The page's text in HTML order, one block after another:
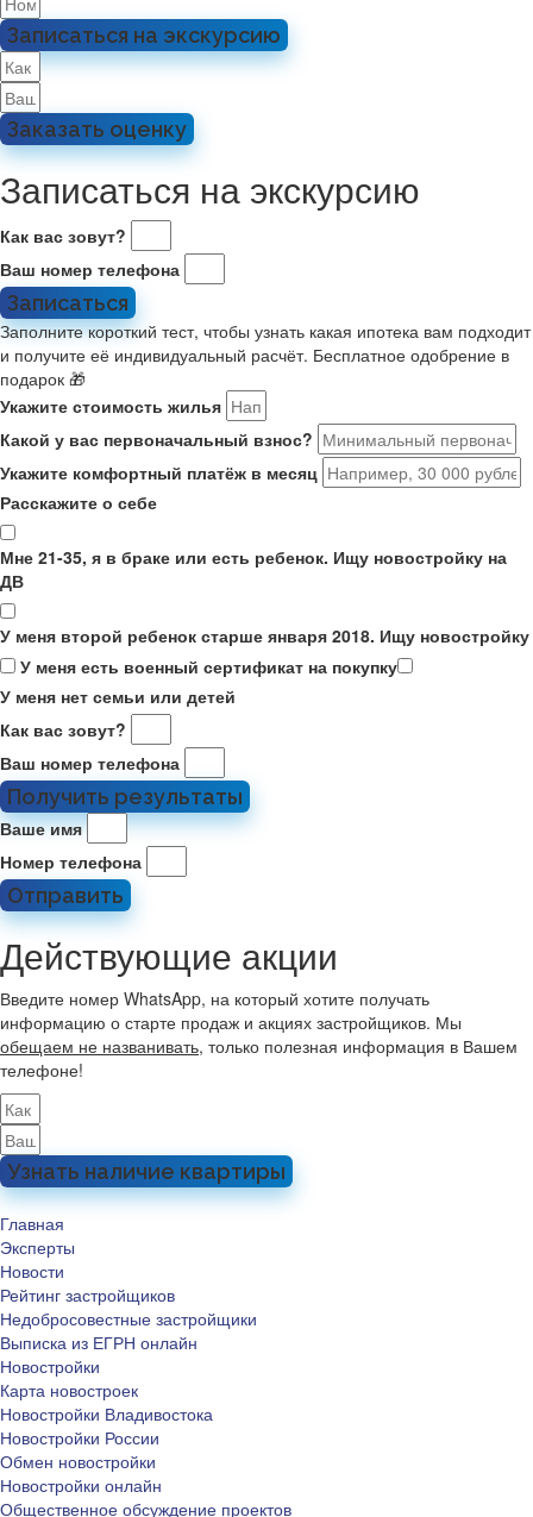
Записаться на экскурсию
Заказать оценку
Записаться на экскурсию
Как вас зовут?
Ваш номер телефона
Записаться
Заполните короткий тест, чтобы узнать какая ипотека вам подходит
и получите её индивидуальный расчёт. Бесплатное одобрение в
подарок 🎁
Укажите стоимость жилья
Какой у вас первоначальный взнос?
Укажите комфортный платёж в месяц
Расскажите о себе
Мне 21-35, я в браке или есть ребенок. Ищу новостройку на
ДВ
У меня второй ребенок старше января 2018. Ищу новостройку
У меня есть военный сертификат на покупку
У меня нет семьи или детей
Как вас зовут?
Ваш номер телефона
Получить результаты
Ваше имя
Номер телефона
Отправить
Действующие акции
Введите номер WhatsApp, на который хотите получать
информацию о старте продаж и акциях застройщиков. Мы
обещаем не названивать, только полезная информация в Вашем
телефоне!
Узнать наличие квартиры
Главная
Эксперты
Новости
Рейтинг застройщиков
Недобросовестные застройщики
Выписка из ЕГРН онлайн
Новостройки
Карта новостроек
Новостройки Владивостока
Новостройки России
Обмен новостройки
Новостройки онлайн
Общественное обсуждение проектов